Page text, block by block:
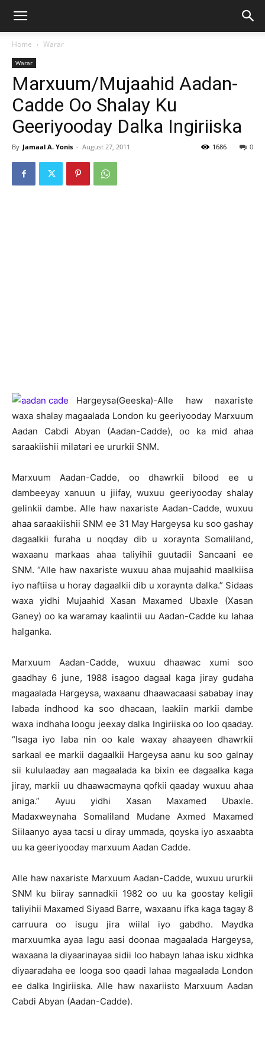
Home Warar
Warar
Marxuum/Mujaahid Aadan-
Cadde Oo Shalay Ku
Geeriyooday Dalka Ingiriiska
By Jamaal A. Yonis - August 27, 2011 0
1686
Hargeysa(Geeska)-Alle haw naxariste
waxa shalay magaalada London ku geeriyooday Marxuum
Aadan Cabdi Abyan (Aadan-Cadde), oo ka mid ahaa
saraakiishii milatari ee ururkii SNM.
Marxuum Aadan-Cadde, oo dhawrkii bilood ee u
dambeeyay xanuun u jiifay, wuxuu geeriyooday shalay
gelinkii dambe. Alle haw naxariste Aadan-Cadde, wuxuu
ahaa saraakiishii SNM ee 31 May Hargeysa ku soo gashay
dagaalkii furaha u noqday dib u xoraynta Somaliland,
waxaanu markaas ahaa taliyihii guutadii Sancaani ee
SNM. “Alle haw naxariste wuxuu ahaa mujaahid maalkiisa
iyo naftiisa u horay dagaalkii dib u xoraynta dalka.” Sidaas
waxa yidhi Mujaahid Xasan Maxamed Ubaxle (Xasan
Ganey) oo ka waramay kaalintii uu Aadan-Cadde ku lahaa
halganka.
Marxuum Aadan-Cadde, wuxuu dhaawac xumi soo
gaadhay 6 june, 1988 isagoo dagaal kaga jiray gudaha
magaalada Hargeysa, waxaanu dhaawacaasi sababay inay
labada indhood ka soo dhacaan, laakiin markii dambe
waxa indhaha loogu jeexay dalka Ingiriiska oo loo qaaday.
“Isaga iyo laba nin oo kale waxay ahaayeen dhawrkii
sarkaal ee markii dagaalkii Hargeysa aanu ku soo galnay
sii kululaaday aan magaalada ka bixin ee dagaalka kaga
jiray, markii uu dhaawacmayna qofkii qaaday wuxuu ahaa
aniga.” Ayuu yidhi Xasan Maxamed Ubaxle.
Madaxweynaha Somaliland Mudane Axmed Maxamed
Siilaanyo ayaa tacsi u diray ummada, qoyska iyo asxaabta
uu ka geeriyooday marxuum Aadan Cadde.
Alle haw naxariste Marxuum Aadan-Cadde, wuxuu ururkii
SNM ku biiray sannadkii 1982 oo uu ka goostay keligii
taliyihii Maxamed Siyaad Barre, waxaanu ifka kaga tagay 8
carruura oo isugu jira wiilal iyo gabdho. Maydka
marxuumka ayaa lagu aasi doonaa magaalada Hargeysa,
waxaana la diyaarinayaa sidii loo habayn lahaa isku xidhka
diyaaradaha ee looga soo qaadi lahaa magaalada London
ee dalka Ingiriiska. Alle haw naxariisto Marxuum Aadan
Cabdi Abyan (Aadan-Cadde).